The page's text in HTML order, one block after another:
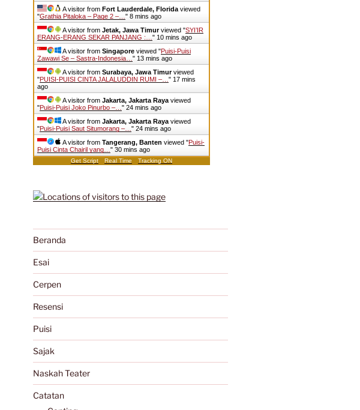
A visitor from Fort Lauderdale, Floridaviewed
"Grathia Pitaloka – Page 2 –… " 8 mins ago
A visitor from Jetak, Jawa Timurviewed "SYI’IR
ERANG-ERANG SEKAR PANJANG :… " 10 mins ago
A visitor from Singaporeviewed "Puisi-Puisi
Zawawi Se – Sastra-Indonesia… " 13 mins ago
A visitor from Surabaya, Jawa Timurviewed
"PUISI-PUISI CINTA JALALUDDIN RUMI –… " 17 mins
ago
A visitor from Jakarta, Jakarta Rayaviewed
"Puisi-Puisi Joko Pinurbo –… " 24 mins ago
A visitor from Jakarta, Jakarta Rayaviewed
"Puisi-Puisi Saut Situmorang –… " 24 mins ago
A visitor from Tangerang, Banten viewed "Puisi-
Puisi Cinta Chairil yang… " 30 mins ago
Get Script Real Time Tracking ON
Beranda
Esai
Cerpen
Resensi
Puisi
Sajak
Naskah Teater
Catatan